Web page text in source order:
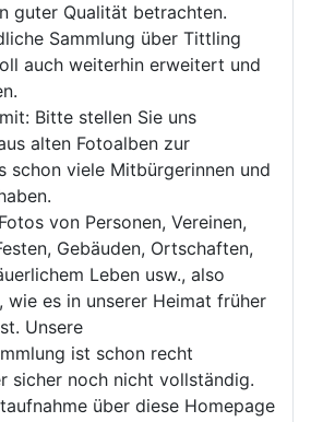
guter Qualität betrachten.
Sammlung über Tittling
auch weiterhin erweitert und
Bitte stellen Sie uns
alten Fotoalben zur
schon viele Mitbürgerinnen und
von Personen, Vereinen,
Gebäuden, Ortschaften,
Leben usw., also
wie es in unserer Heimat früher
Unsere
ist schon recht
sicher noch nicht vollständig.
über diese Homepage